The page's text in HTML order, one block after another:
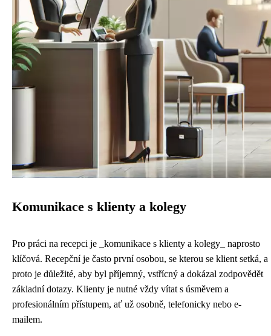
Komunikace s klienty a kolegy
Pro práci na recepci je _komunikace s klienty a kolegy_ naprosto
klíčová. Recepční je často první osobou, se kterou se klient setká, a
proto je důležité, aby byl příjemný, vstřícný a dokázal zodpovědět
základní dotazy. Klienty je nutné vždy vítat s úsměvem a
profesionálním přístupem, ať už osobně, telefonicky nebo e-
mailem.